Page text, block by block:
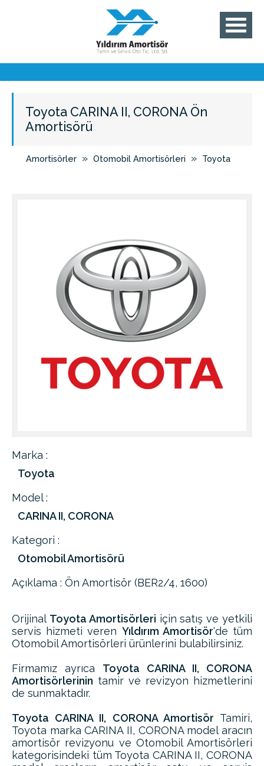
Toyota CARINA II, CORONA Ön
Amortisörü
Amortisörler » Otomobil Amortisörleri » Toyota
Marka :
Toyota
Model :
CARINA II, CORONA
Kategori :
Otomobil Amortisörü
Açıklama : Ön Amortisör (BER2/4, 1600)
Orijinal Toyota Amortisörleri için satış ve yetkili
servis hizmeti veren Yıldırım Amortisör'de tüm
Otomobil Amortisörleri ürünlerini bulabilirsiniz.
Firmamız ayrıca Toyota CARINA II, CORONA
Amortisörlerinin tamir ve revizyon hizmetlerini
de sunmaktadır.
Toyota CARINA II, CORONA Amortisör Tamiri,
Toyota marka CARINA II, CORONA model aracın
amortisör revizyonu ve Otomobil Amortisörleri
kategorisindeki tüm Toyota CARINA II, CORONA